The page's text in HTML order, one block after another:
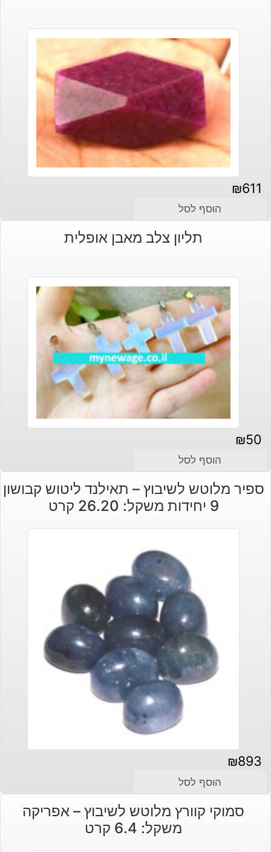
₪611
הוסף לסל
תליון צלב מאבן אופלית
₪50
הוסף לסל
ספיר מלוטש לשיבוץ – תאילנד ליטוש קבושון
9 יחידות משקל: 26.20 קרט
₪893
הוסף לסל
סמוקי קוורץ מלוטש לשיבוץ – אפריקה
משקל: 6.4 קרט